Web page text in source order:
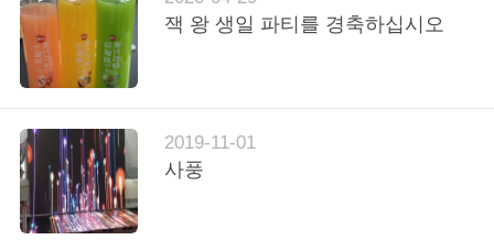
제
품
비
디
Reserved.
잭 왕 생일 파티를 경축하십시오
2019-11-01
사풍